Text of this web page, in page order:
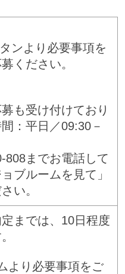
ンより必要事項を
ください。
も受け付けており
：平日／09:30－
808までお電話して
ブルームを見て」
い。
までは、10日程度
より必要事項をご